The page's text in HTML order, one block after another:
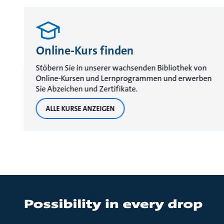
Online-Kurs finden
Stöbern Sie in unserer wachsenden Bibliothek von
Online-Kursen und Lernprogrammen und erwerben
Sie Abzeichen und Zertifikate.
ALLE KURSE ANZEIGEN